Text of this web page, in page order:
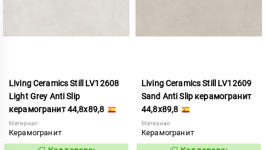
Living Ceramics Still LV12608
Light Grey Anti Slip
керамогранит 44,8x89,8
Материал:
Керамогранит
Living Ceramics Still LV12609
Sand Anti Slip керамогранит
44,8x89,8
Материал:
Керамогранит